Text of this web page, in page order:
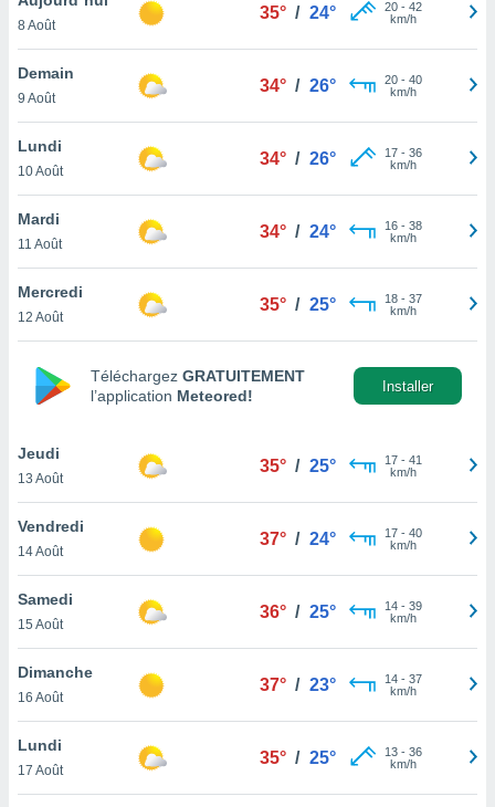
et
»,
au
vous
qu'ils
ou
le
ainsi
un
la
du
votre
à
en
le
8 Août
35° / 24° 20- 42
km/h
Demain
9 Août
34° / 26° 20- 40
km/h
Lundi
10 Août
34° / 26° 17- 36
km/h
Mardi
11 Août
34° / 24° 16- 38
km/h
Mercredi
12 Août
35° / 25° 18- 37
km/h
Téléchargez GRATUITEMENT
l’application Meteored!
Installer
Jeudi
13 Août
35° / 25° 17- 41
km/h
Vendredi
14 Août
37° / 24° 17- 40
km/h
Samedi
15 Août
36° / 25° 14- 39
km/h
Dimanche
16 Août
37° / 23° 14- 37
km/h
Lundi
17 Août
35° / 25° 13- 36
km/h